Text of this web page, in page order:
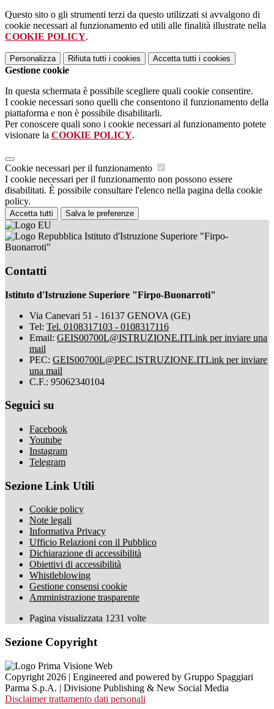
Questo sito o gli strumenti terzi da questo utilizzati si avvalgono di
cookie necessari al funzionamento ed utili alle finalità illustrate nella
COOKIE POLICY.
Personalizza Rifiuta tutti i cookies Accetta tutti i cookies
Gestione cookie
In questa schermata è possibile scegliere quali cookie consentire.
I cookie necessari sono quelli che consentono il funzionamento della
piattaforma e non è possibile disabilitarli.
Per conoscere quali sono i cookie necessari al funzionamento potete
visionare la COOKIE POLICY.
Cookie necessari per il funzionamento
I cookie necessari per il funzionamento non possono essere
disabilitati. È possibile consultare l'elenco nella pagina della cookie
policy.
Accetta tutti Salva le preferenze
Istituto d'Istruzione Superiore "Firpo-
Buonarroti"
Contatti
Istituto d'Istruzione Superiore "Firpo-Buonarroti"
Via Canevari 51 - 16137 GENOVA (GE)
Tel: Tel. 0108317103 - 0108317116
Email: GEIS00700L@ISTRUZIONE.ITLink per inviare una
mail
PEC: GEIS00700L@PEC.ISTRUZIONE.ITLink per inviare
una mail
C.F.: 95062340104
Seguici su
Facebook
Youtube
Instagram
Telegram
Sezione Link Utili
Cookie policy
Note legali
Informativa Privacy
Ufficio Relazioni con il Pubblico
Dichiarazione di accessibilità
Obiettivi di accessibilità
Whistleblowing
Gestione consensi cookie
Amministrazione trasparente
Pagina visualizzata 1231 volte
Sezione Copyright
Copyright 2026 | Engineered and powered by Gruppo Spaggiari
Parma S.p.A. | Divisione Publishing & New Social Media
Disclaimer trattamento dati personali